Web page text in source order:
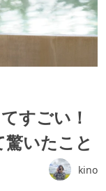
すごい！
いたこと
kino